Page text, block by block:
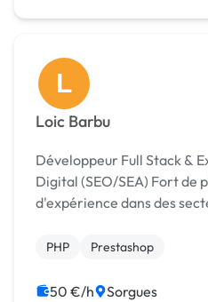
L
Loic Barbu
Développeur Full Stack &
Digital (SEO/SEA) Fort de plusieurs années
d'expérience dans des
professionnel polyvalent
PHP Prestashop
50 €/h Sorgues